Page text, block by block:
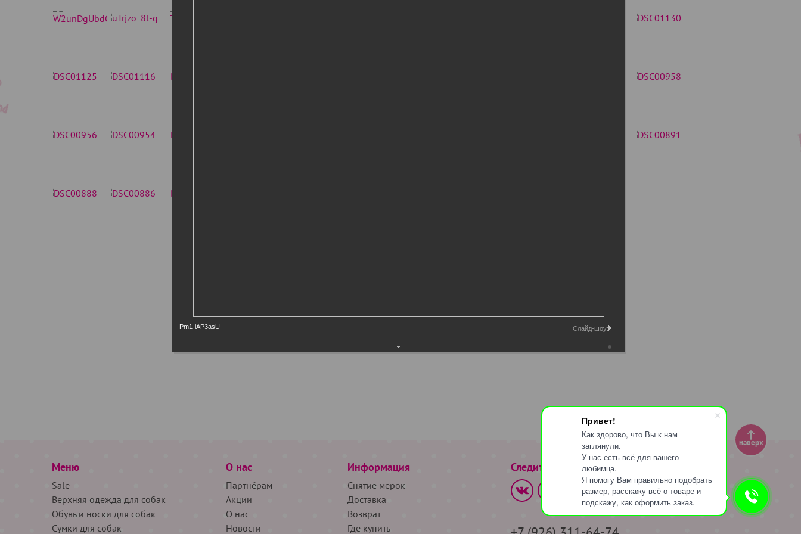
Привет!
Как здорово, что Вы к нам
заглянули.
У нас есть всё для вашего
любимца.
Я помогу Вам правильно подобрать
размер, расскажу всё о товаре и
подскажу, как оформить заказ.
Меню
Sale
Верхняя одежда для собак
Обувь и носки для собак
Сумки для собак
О нас
Партнёрам
Акции
О нас
Новости
Информация
Снятие мерок
Доставка
Возврат
Где купить
Следите за нами
наверх
Pm1-iAP3asU Слайд-шоу: